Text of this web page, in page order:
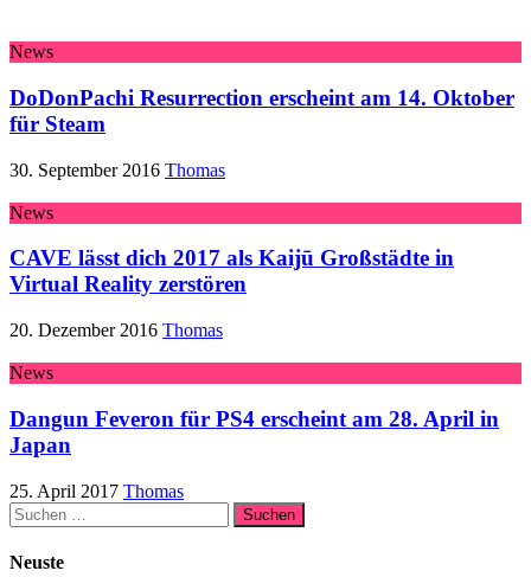
News
DoDonPachi Resurrection erscheint am 14. Oktober
für Steam
30. September 2016 Thomas
News
CAVE lässt dich 2017 als Kaijū Großstädte in
Virtual Reality zerstören
20. Dezember 2016 Thomas
News
Dangun Feveron für PS4 erscheint am 28. April in
Japan
25. April 2017 Thomas
Suchen
nach:
Neuste